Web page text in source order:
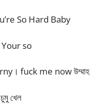
So Hard Baby
Your so
fuck me now উম্মাহ
খেল